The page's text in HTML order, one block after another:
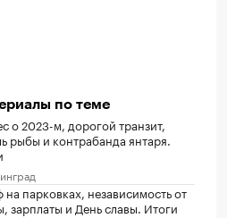
по теме
о 2023-м, дорогой транзит,
рыбы и контрабанда янтаря.
на парковках, независимость от
зарплаты и День славы. Итоги